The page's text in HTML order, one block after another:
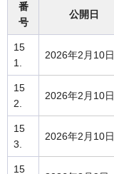
番
号
公開日
15
1.
2026年2月10日
15
2.
2026年2月10日
15
3.
2026年2月10日
15